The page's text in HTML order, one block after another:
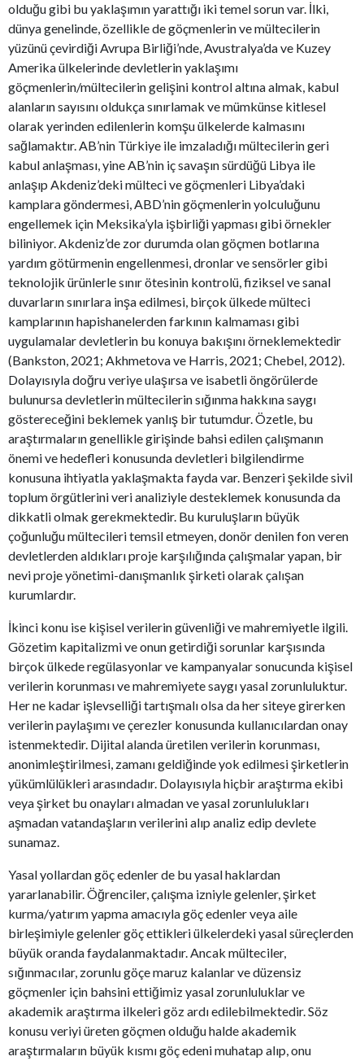
olduğu gibi bu yaklaşımın yarattığı iki temel sorun var. İlki,
dünya genelinde, özellikle de göçmenlerin ve mültecilerin
yüzünü çevirdiği Avrupa Birliği’nde, Avustralya’da ve Kuzey
Amerika ülkelerinde devletlerin yaklaşımı
göçmenlerin/mültecilerin gelişini kontrol altına almak, kabul
alanların sayısını oldukça sınırlamak ve mümkünse kitlesel
olarak yerinden edilenlerin komşu ülkelerde kalmasını
sağlamaktır. AB’nin Türkiye ile imzaladığı mültecilerin geri
kabul anlaşması, yine AB’nin iç savaşın sürdüğü Libya ile
anlaşıp Akdeniz’deki mülteci ve göçmenleri Libya’daki
kamplara göndermesi, ABD’nin göçmenlerin yolculuğunu
engellemek için Meksika’yla işbirliği yapması gibi örnekler
biliniyor. Akdeniz’de zor durumda olan göçmen botlarına
yardım götürmenin engellenmesi, dronlar ve sensörler gibi
teknolojik ürünlerle sınır ötesinin kontrolü, fiziksel ve sanal
duvarların sınırlara inşa edilmesi, birçok ülkede mülteci
kamplarının hapishanelerden farkının kalmaması gibi
uygulamalar devletlerin bu konuya bakışını örneklemektedir
(Bankston, 2021; Akhmetova ve Harris, 2021; Chebel, 2012).
Dolayısıyla doğru veriye ulaşırsa ve isabetli öngörülerde
bulunursa devletlerin mültecilerin sığınma hakkına saygı
göstereceğini beklemek yanlış bir tutumdur. Özetle, bu
araştırmaların genellikle girişinde bahsi edilen çalışmanın
önemi ve hedefleri konusunda devletleri bilgilendirme
konusuna ihtiyatla yaklaşmakta fayda var. Benzeri şekilde sivil
toplum örgütlerini veri analiziyle desteklemek konusunda da
dikkatli olmak gerekmektedir. Bu kuruluşların büyük
çoğunluğu mültecileri temsil etmeyen, donör denilen fon veren
devletlerden aldıkları proje karşılığında çalışmalar yapan, bir
nevi proje yönetimi-danışmanlık şirketi olarak çalışan
kurumlardır.
İkinci konu ise kişisel verilerin güvenliği ve mahremiyetle ilgili.
Gözetim kapitalizmi ve onun getirdiği sorunlar karşısında
birçok ülkede regülasyonlar ve kampanyalar sonucunda kişisel
verilerin korunması ve mahremiyete saygı yasal zorunluluktur.
Her ne kadar işlevselliği tartışmalı olsa da her siteye girerken
verilerin paylaşımı ve çerezler konusunda kullanıcılardan onay
istenmektedir. Dijital alanda üretilen verilerin korunması,
anonimleştirilmesi, zamanı geldiğinde yok edilmesi şirketlerin
yükümlülükleri arasındadır. Dolayısıyla hiçbir araştırma ekibi
veya şirket bu onayları almadan ve yasal zorunlulukları
aşmadan vatandaşların verilerini alıp analiz edip devlete
sunamaz.
Yasal yollardan göç edenler de bu yasal haklardan
yararlanabilir. Öğrenciler, çalışma izniyle gelenler, şirket
kurma/yatırım yapma amacıyla göç edenler veya aile
birleşimiyle gelenler göç ettikleri ülkelerdeki yasal süreçlerden
büyük oranda faydalanmaktadır. Ancak mülteciler,
sığınmacılar, zorunlu göçe maruz kalanlar ve düzensiz
göçmenler için bahsini ettiğimiz yasal zorunluluklar ve
akademik araştırma ilkeleri göz ardı edilebilmektedir. Söz
konusu veriyi üreten göçmen olduğu halde akademik
araştırmaların büyük kısmı göç edeni muhatap alıp, onu